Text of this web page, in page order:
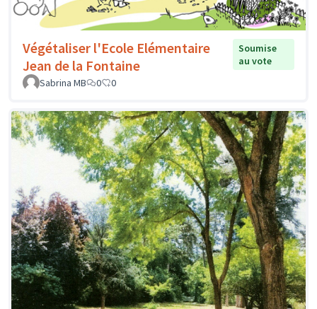
Végétaliser l'Ecole Elémentaire
Jean de la Fontaine
Soumise
au vote
Sabrina MB
0 0